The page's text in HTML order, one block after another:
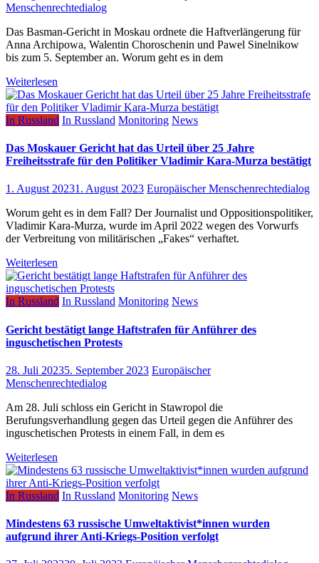
Menschenrechtedialog
Das Basman-Gericht in Moskau ordnete die Haftverlängerung für
Anna Archipowa, Walentin Choroschenin und Pawel Sinelnikow
bis zum 5. September an. Worum geht es in dem
Weiterlesen
In Russland In Russland Monitoring News
Das Moskauer Gericht hat das Urteil über 25 Jahre
Freiheitsstrafe für den Politiker Vladimir Kara-Murza bestätigt
1. August 20231. August 2023 Europäischer Menschenrechtedialog
Worum geht es in dem Fall? Der Journalist und Oppositionspolitiker,
Vladimir Kara-Murza, wurde im April 2022 wegen des Vorwurfs
der Verbreitung von militärischen „Fakes“ verhaftet.
Weiterlesen
In Russland In Russland Monitoring News
Gericht bestätigt lange Haftstrafen für Anführer des
inguschetischen Protests
28. Juli 20235. September 2023 Europäischer
Menschenrechtedialog
Am 28. Juli schloss ein Gericht in Stawropol die
Berufungsverhandlung gegen das Urteil gegen die Anführer des
inguschetischen Protests in einem Fall, in dem es
Weiterlesen
In Russland In Russland Monitoring News
Mindestens 63 russische Umweltaktivist*innen wurden
aufgrund ihrer Anti-Kriegs-Position verfolgt